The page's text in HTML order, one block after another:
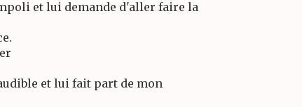
et lui demande d'aller faire la
et lui fait part de mon